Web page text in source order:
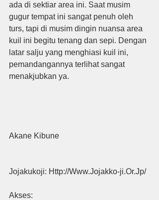
ada di sektiar area ini. Saat musim
gugur tempat ini sangat penuh oleh
turs, tapi di musim dingin nuansa area
kuil ini begitu tenang dan sepi. Dengan
latar salju yang menghiasi kuil ini,
pemandangannya terlihat sangat
menakjubkan ya.
Akane Kibune
Jojakukoji: Http://Www.Jojakko-ji.Or.Jp/
Akses: